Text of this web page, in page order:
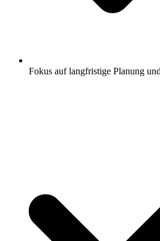
Fokus auf langfristige Planung